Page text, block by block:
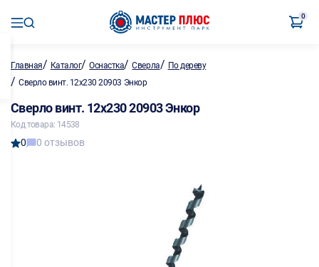
0
Главная/ Каталог/Оснастка/Сверла/ По дереву
/ Сверло винт. 12х230 20903 Энкор
Сверло винт. 12х230 20903 Энкор
Код товара: 14538
0 0 отзывов